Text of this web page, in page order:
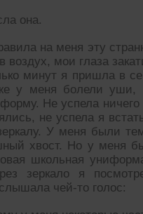
она.
на меня эту
воздух, мои глаза
минут я пришла в
у меня болели
Не успела
не успела я
У меня были
хвост. Но у меня
школьная
зеркало я
чей-то голос: